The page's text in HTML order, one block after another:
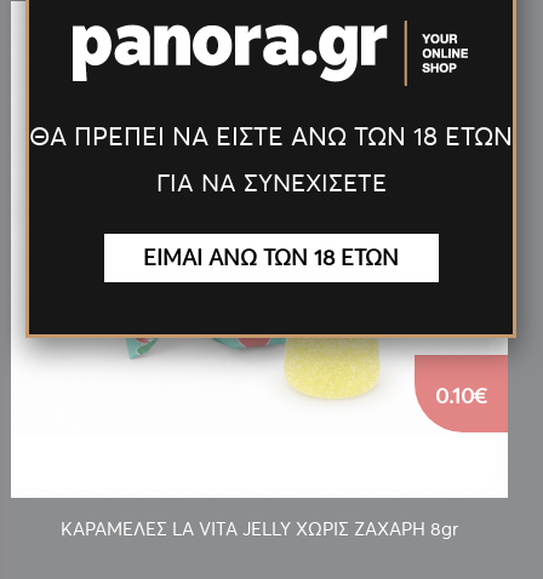
ΚΑΡΑΜΕΛΕΣ LA VITA JELLY ΧΩΡΙΣ ΖΑΧΑΡΗ 8gr
0.10€
ΘΑ ΠΡΕΠΕΙ ΝΑ ΕΙΣΤΕ ΑΝΩ ΤΩΝ 18 ΕΤΩΝ
ΓΙΑ ΝΑ ΣΥΝΕΧΙΣΕΤΕ
ΕΙΜΑΙ ΑΝΩ ΤΩΝ 18 ΕΤΩΝ